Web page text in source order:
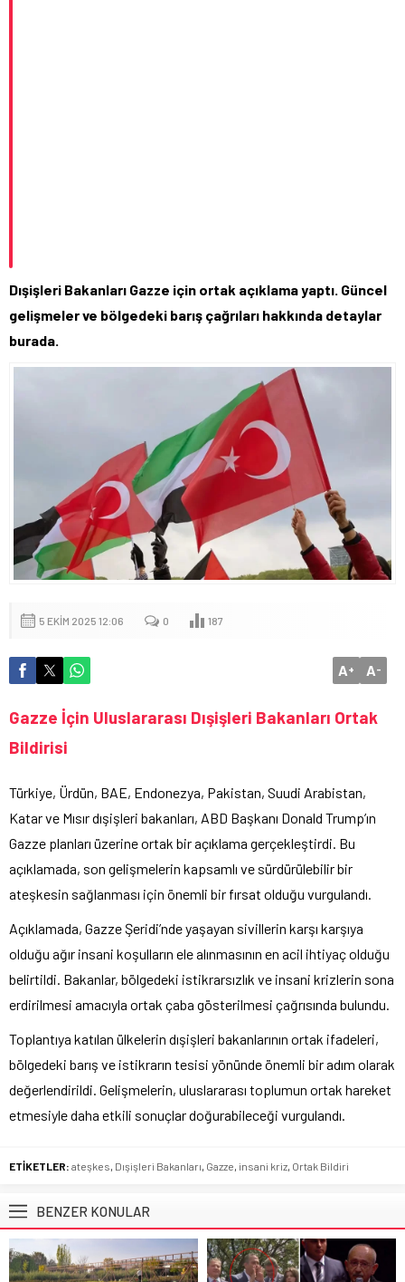
Dışişleri Bakanları Gazze için ortak açıklama yaptı. Güncel
gelişmeler ve bölgedeki barış çağrıları hakkında detaylar
burada.
5 EKIM 2025 12:06 0 187
A+ A-
Gazze İçin Uluslararası Dışişleri Bakanları Ortak
Bildirisi
Türkiye, Ürdün, BAE, Endonezya, Pakistan, Suudi Arabistan,
Katar ve Mısır dışişleri bakanları, ABD Başkanı Donald Trump’ın
Gazze planları üzerine ortak bir açıklama gerçekleştirdi. Bu
açıklamada, son gelişmelerin kapsamlı ve sürdürülebilir bir
ateşkesin sağlanması için önemli bir fırsat olduğu vurgulandı.
Açıklamada, Gazze Şeridi’nde yaşayan sivillerin karşı karşıya
olduğu ağır insani koşulların ele alınmasının en acil ihtiyaç olduğu
belirtildi. Bakanlar, bölgedeki istikrarsızlık ve insani krizlerin sona
erdirilmesi amacıyla ortak çaba gösterilmesi çağrısında bulundu.
Toplantıya katılan ülkelerin dışişleri bakanlarının ortak ifadeleri,
bölgedeki barış ve istikrarın tesisi yönünde önemli bir adım olarak
değerlendirildi. Gelişmelerin, uluslararası toplumun ortak hareket
etmesiyle daha etkili sonuçlar doğurabileceği vurgulandı.
ETİKETLER: ateşkes, Dışişleri Bakanları, Gazze, insani kriz, Ortak Bildiri
BENZER KONULAR